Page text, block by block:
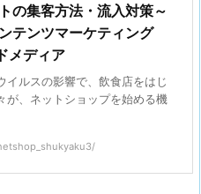
の集客方法・流入対策～
テンツマーケティング
メディア
イルスの影響で、飲食店をはじ
が、ネットショップを始める機